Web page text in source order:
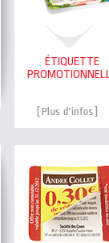
ÉTIQUETTE